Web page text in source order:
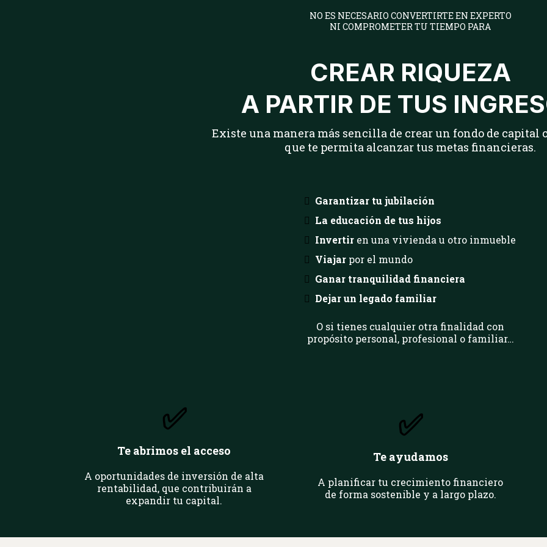
NO ES NECESARIO CONVERTIRTE EN EXPERTO
NI COMPROMETER TU TIEMPO PARA
CREAR RIQUEZA
A PARTIR DE TUS
Existe una manera más sencilla de crear un fondo de capital
que te permita alcanzar tus metas financieras.
Garantizar tu jubilación
La educación de tus hijos
Invertiren una vivienda u otro inmueble
Viajarpor el mundo
Ganar tranquilidad financiera
Dejar un legado familiar
O si tienes cualquier otra finalidad con
propósito personal, profesional o familiar…
✅
Te abrimos el acceso
A oportunidades de inversión de alta
rentabilidad, que contribuirán a
expandir tu capital.
✅
Te ayudamos
A planificar tu crecimiento financiero
de forma sostenible y a largo plazo.